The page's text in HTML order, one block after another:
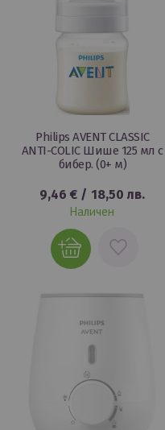
Philips AVENT CLASSIC
ANTI-COLIC Шише 125 мл с
бибер. (0+ м)
9,46 € / 18,50 лв.
Наличен
ДОБАВИ
ЛЮБИМИ